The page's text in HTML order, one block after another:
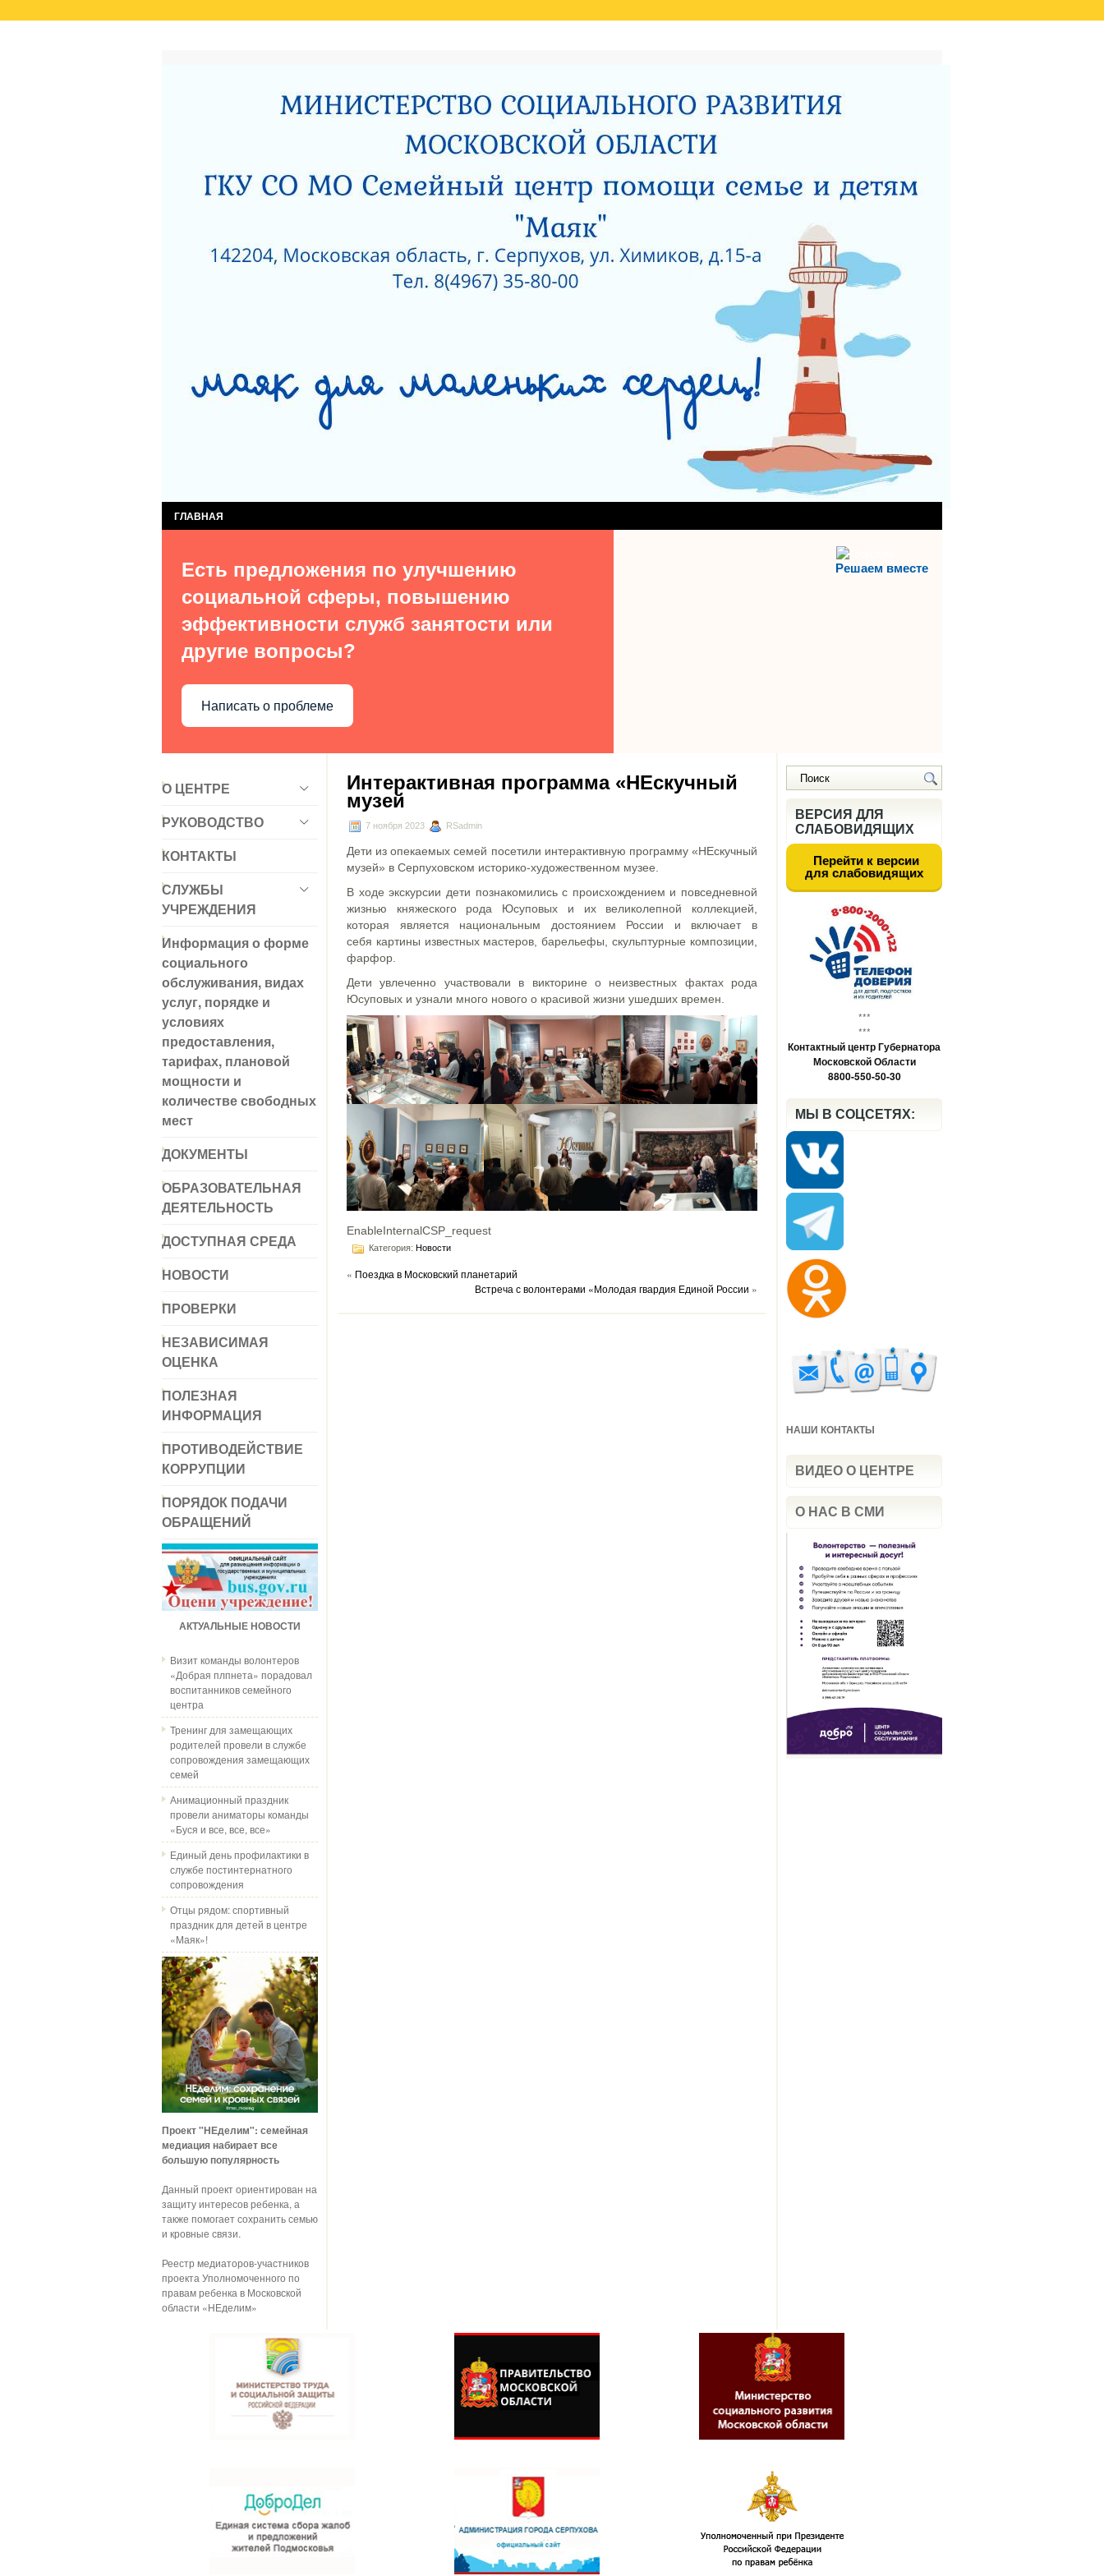
РОДИТЕЛЯМ О ПОЗИТИВНОМ МЫШЛЕНИИ РОДИТЕЛЯМ О ПОЗИТИВНОМ МЫШЛЕНИИ
АКТ ПРОВЕРКИ СЕРПУХОВСКОЙ ГОРОДСКОЙ ПРОКУРАТУРЫ САНИТАРНО — ЭПИДЕМИОЛОГИЧЕСКОЕ ЗАКЛЮЧЕНИЕ ВИДЕО
ПОЛОЖЕНИЕ О ПОПЕЧИТЕЛЬСКОМ СОВЕТЕ ПРИ ГКУСО МО «СЕРПУХОВСКИЙ ГОРОДСКОЙ СОЦИАЛЬНО-РЕАБИЛИТАЦИОННЫЙ ЦЕНТР ДЛЯ
ЗИМНИЕ ЗАБАВЫ ЧТО НУЖНО ЗНАТЬ О КОРРУПЦИИ ЛИЦЕНЗИЯ НА ОСУЩЕСТВЛЕНИЕ МЕДИЦИНСКОЙ ДЕЯТЕЛЬНОСТИ
КАК ЗАЩИТИТЬ РЕБЕНКА ОТ ПАДЕНИЯ ИЗ ОКНА? КАК ЗАЩИТИТЬ РЕБЕНКА ОТ ПАДЕНИЯ ИЗ ОКНА?
ЧТО НУЖНО ЗНАТЬ О КОРРУПЦИИ?
НЕЗАВИСИМАЯ ОЦЕНКА КАЧЕСТВА РАБОТЫ УЧРЕЖДЕНИЙ СОЦИАЛЬНОГО ОБСЛУЖИВАНИЯ, ПОДВЕДОМСТВЕННЫХ МИНИСТЕРСТВУ СОЦИАЛЬНОГО
ДОРОЖНАЯ КАРТА «ПО УЛУЧШЕНИЮ ОКАЗАНИЯ СОЦИАЛЬНЫХ УСЛУГ ПО РЕЗУЛЬТАТАМ НЕЗАВИСИМОЙ ОЦЕНКИ КАЧЕСТВА РАБОТЫ ГКУСО МО
«СЕРПУХОВСКИЙ ГОРОДСКОЙ СОЦИАЛЬНО-РЕАБИЛИТАЦИОННЫЙ ЦЕНТР ДЛЯ НЕСОВЕРШЕННОЛЕТНИХ» (2015 ГОД)
ЗАЩИТА ПРАВ ДЕТЕЙ
ПОРЯДОК ПОДАЧИ ОБРАЩЕНИЯ
СЛУЖБА КОМПЛЕКСНОЙ ПОМОЩИ ДЕТЯМ СЛУЖБА СОПРОВОЖДЕНИЯ ЗАМЕЩАЮЩИХ СЕМЕЙ #15513 (БЕЗ НАЗВАНИЯ)
СЛУЖБА ПОСТИНТЕРНАТНОГО СОПРОВОЖДЕНИЯ ВЫПУСКНИКОВ ИЗ ЧИСЛА ДЕТЕЙ-СИРОТ УЧАСТКОВАЯ СОЦИАЛЬНАЯ СЛУЖБА
ГЛАВНАЯ
Решаем вместе
Есть предложения по улучшению
социальной сферы, повышению
эффективности служб занятости или
другие вопросы?
Написать о проблеме
О ЦЕНТРЕ
РУКОВОДСТВО
КОНТАКТЫ
СЛУЖБЫ
УЧРЕЖДЕНИЯ
Информация о форме
социального
обслуживания, видах
услуг, порядке и
условиях
предоставления,
тарифах, плановой
мощности и
количестве свободных
мест
ДОКУМЕНТЫ
ОБРАЗОВАТЕЛЬНАЯ
ДЕЯТЕЛЬНОСТЬ
ДОСТУПНАЯ СРЕДА
НОВОСТИ
ПРОВЕРКИ
НЕЗАВИСИМАЯ
ОЦЕНКА
ПОЛЕЗНАЯ
ИНФОРМАЦИЯ
ПРОТИВОДЕЙСТВИЕ
КОРРУПЦИИ
ПОРЯДОК ПОДАЧИ
ОБРАЩЕНИЙ
АКТУАЛЬНЫЕ НОВОСТИ
Визит команды волонтеров
«Добрая плпнета» порадовал
воспитанников семейного
центра
Тренинг для замещающих
родителей провели в службе
сопровождения замещающих
семей
Анимационный праздник
провели аниматоры команды
«Буся и все, все, все»
Единый день профилактики в
службе постинтернатного
сопровождения
Отцы рядом: спортивный
праздник для детей в центре
«Маяк»!
Проект "НЕделим": семейная
медиация набирает все
большую популярность
Данный проект ориентирован на
защиту интересов ребенка, а
также помогает сохранить семью
и кровные связи.
Реестр медиаторов-участников
проекта Уполномоченного по
правам ребенка в Московской
области «НЕделим»
Интерактивная программа «НЕскучный
музей
7 ноября 2023 RSadmin
Дети из опекаемых семей посетили интерактивную программу «НЕскучный
музей» в Серпуховском историко-художественном музее.
В ходе экскурсии дети познакомились с происхождением и повседневной
жизнью княжеского рода Юсуповых и их великолепной коллекцией,
которая является национальным достоянием России и включает в
себя картины известных мастеров, барельефы, скульптурные композиции,
фарфор.
Дети увлеченно участвовали в викторине о неизвестных фактах рода
Юсуповых и узнали много нового о красивой жизни ушедших времен.
EnableInternalCSP_request
Категория: Новости
« Поездка в Московский планетарий
Встреча с волонтерами «Молодая гвардия Единой России »
ВЕРСИЯ ДЛЯ
СЛАБОВИДЯЩИХ
Перейти к версии
для слабовидящих
***
***
Контактный центр Губернатора
Московской Области
8800-550-50-30
МЫ В СОЦСЕТЯХ:
НАШИ КОНТАКТЫ
ВИДЕО О ЦЕНТРЕ
О НАС В СМИ